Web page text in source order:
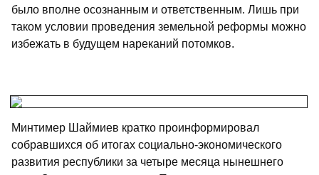
было вполне осознанным и ответственным. Лишь при
таком условии проведения земельной реформы можно
избежать в будущем нареканий потомков.
Минтимер Шаймиев кратко проинформировал
собравшихся об итогах социально-экономического
развития республики за четыре месяца нынешнего